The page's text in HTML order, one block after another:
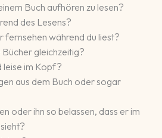
Buch aufhören zu lesen?
des Lesens?
fernsehen während du liest?
gleichzeitig?
leise im Kopf?
aus dem Buch oder sogar
oder ihn so belassen, dass er im